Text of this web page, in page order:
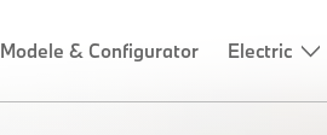
Modele & Configurator Electric